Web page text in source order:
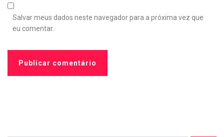
Salvar meus dados neste navegador para a próxima vez que
eu comentar.